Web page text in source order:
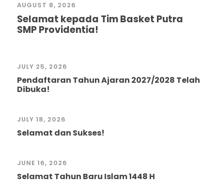
AUGUST 8, 2026
Selamat kepada Tim Basket Putra
SMP Providentia!
JULY 25, 2026
Pendaftaran Tahun Ajaran 2027/2028 Telah
Dibuka!
JULY 18, 2026
Selamat dan Sukses!
JUNE 16, 2026
Selamat Tahun Baru Islam 1448 H